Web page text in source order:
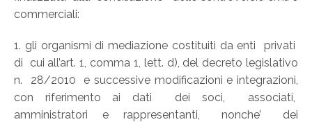
commerciali:
1. gli organismi di mediazione costituiti da enti privati
di cui all’art. 1, comma 1, lett. d), del decreto legislativo
n. 28/2010 e successive modificazioni e integrazioni,
con riferimento ai dati dei soci, associati,
amministratori e rappresentanti, nonche’ dei